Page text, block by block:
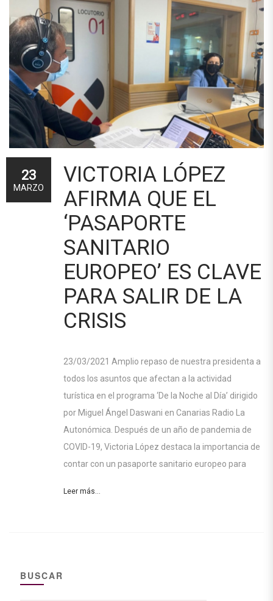
VICTORIA LÓPEZ
AFIRMA QUE EL
‘PASAPORTE
SANITARIO
EUROPEO’ ES CLAVE
PARA SALIR DE LA
CRISIS
23/03/2021 Amplio repaso de nuestra presidenta a
todos los asuntos que afectan a la actividad
turística en el programa ‘De la Noche al Día’ dirigido
por Miguel Ángel Daswani en Canarias Radio La
Autonómica. Después de un año de pandemia de
COVID-19, Victoria López destaca la importancia de
contar con un pasaporte sanitario europeo para
Leer más...
23
MARZO
BUSCAR